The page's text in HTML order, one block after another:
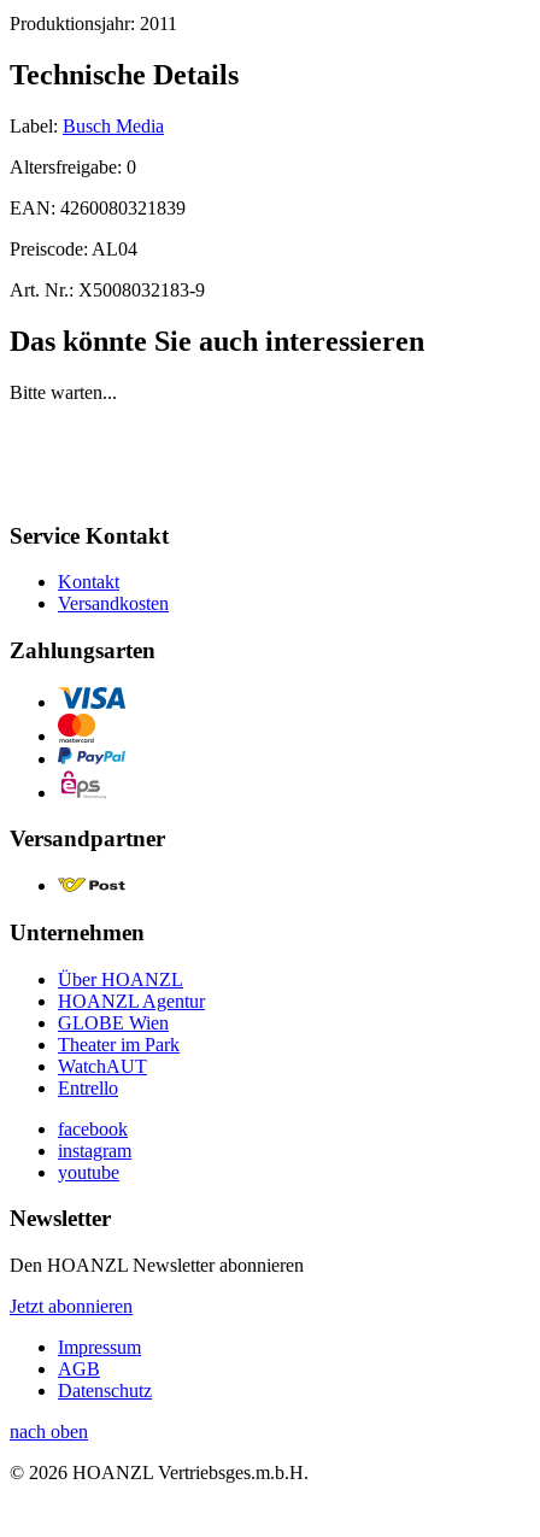
Produktionsjahr: 2011
Technische Details
Label: Busch Media
Altersfreigabe: 0
EAN: 4260080321839
Preiscode: AL04
Art. Nr.: X5008032183-9
Das könnte Sie auch interessieren
Bitte warten...
Service Kontakt
Kontakt
Versandkosten
Zahlungsarten
Versandpartner
Unternehmen
Über HOANZL
HOANZL Agentur
GLOBE Wien
Theater im Park
WatchAUT
Entrello
facebook
instagram
youtube
Newsletter
Den HOANZL Newsletter abonnieren
Jetzt abonnieren
Impressum
AGB
Datenschutz
nach oben
© 2026 HOANZL Vertriebsges.m.b.H.